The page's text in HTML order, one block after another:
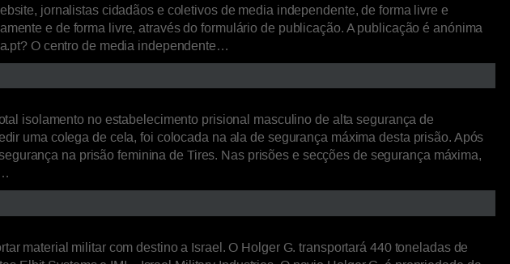
jornalistas cidadãos e coletivos de media independente, de forma livre e
e de forma livre, através do formulário de publicação. A publicação é anónima
O centro de media independente…
isolamento no estabelecimento prisional masculino de alta segurança de
uma colega de cela, foi colocada na ala de segurança máxima desta prisão. Após
na prisão feminina de Tires. Nas prisões e secções de segurança máxima,
material militar com destino a Israel. O Holger G. transportará 440 toneladas de